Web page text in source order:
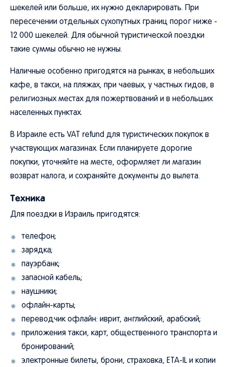
шекелей или больше, их нужно декларировать. При
пересечении отдельных сухопутных границ порог ниже -
12 000 шекелей. Для обычной туристической поездки
такие суммы обычно не нужны.
Наличные особенно пригодятся на рынках, в небольших
кафе, в такси, на пляжах, при чаевых, у частных гидов, в
религиозных местах для пожертвований и в небольших
населенных пунктах.
В Израиле есть VAT refund для туристических покупок в
участвующих магазинах. Если планируете дорогие
покупки, уточняйте на месте, оформляет ли магазин
возврат налога, и сохраняйте документы до вылета.
Техника
Для поездки в Израиль пригодятся:
телефон;
зарядка;
пауэрбанк;
запасной кабель;
наушники;
офлайн-карты;
переводчик офлайн: иврит, английский, арабский;
приложения такси, карт, общественного транспорта и
бронирований;
электронные билеты, брони, страховка, ETA-IL и копии